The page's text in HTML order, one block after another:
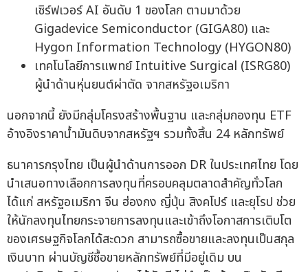
เซิร์ฟเวอร์ AI อันดับ 1 ของโลก ตามมาด้วย
Gigadevice Semiconductor (GIGA80) และ
Hygon Information Technology (HYGON80)
เทคโนโลยีการแพทย์ Intuitive Surgical (ISRG80)
ผู้นำด้านหุ่นยนต์ผ่าตัด จากสหรัฐอเมริกา
นอกจากนี้ ยังมีกลุ่มโครงสร้างพื้นฐาน และกลุ่มกองทุน ETF
อ้างอิงราคาน้ำมันดิบจากสหรัฐฯ รวมทั้งสิ้น 24 หลักทรัพย์
ธนาคารกรุงไทย เป็นผู้นำด้านการออก DR ในประเทศไทย โดย
นำเสนอทางเลือกการลงทุนที่ครอบคลุมตลาดสำคัญทั่วโลก
ได้แก่ สหรัฐอเมริกา จีน ฮ่องกง ญี่ปุ่น สิงคโปร์ และยุโรป ช่วย
ให้นักลงทุนไทยกระจายการลงทุนและเข้าถึงโอกาสการเติบโต
ของเศรษฐกิจโลกได้สะดวก สามารถซื้อขายและลงทุนเป็นสกุล
เงินบาท ผ่านบัญชีซื้อขายหลักทรัพย์ที่มีอยู่เดิม บน